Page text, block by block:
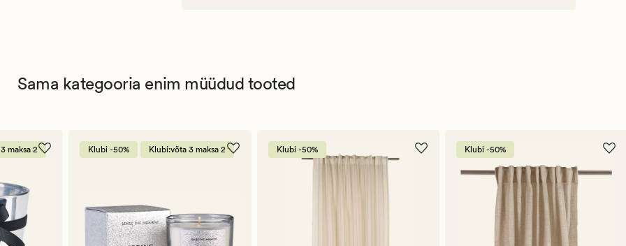
Sama kategooria enim müüdud tooted
maksa 2 Klubi -50% Klubi:võta 3 maksa 2 Klubi -50% Klubi -50%